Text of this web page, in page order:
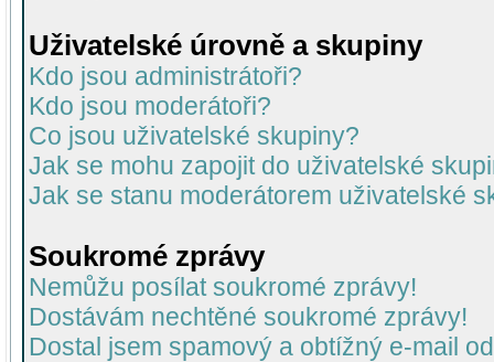
Uživatelské úrovně a skupiny
Kdo jsou administrátoři?
Kdo jsou moderátoři?
Co jsou uživatelské skupiny?
Jak se mohu zapojit do uživatelské
Jak se stanu moderátorem uživatelské
Soukromé zprávy
Nemůžu posílat soukromé zprávy!
Dostávám nechtěné soukromé zprávy!
Dostal jsem spamový a obtížný e-mail